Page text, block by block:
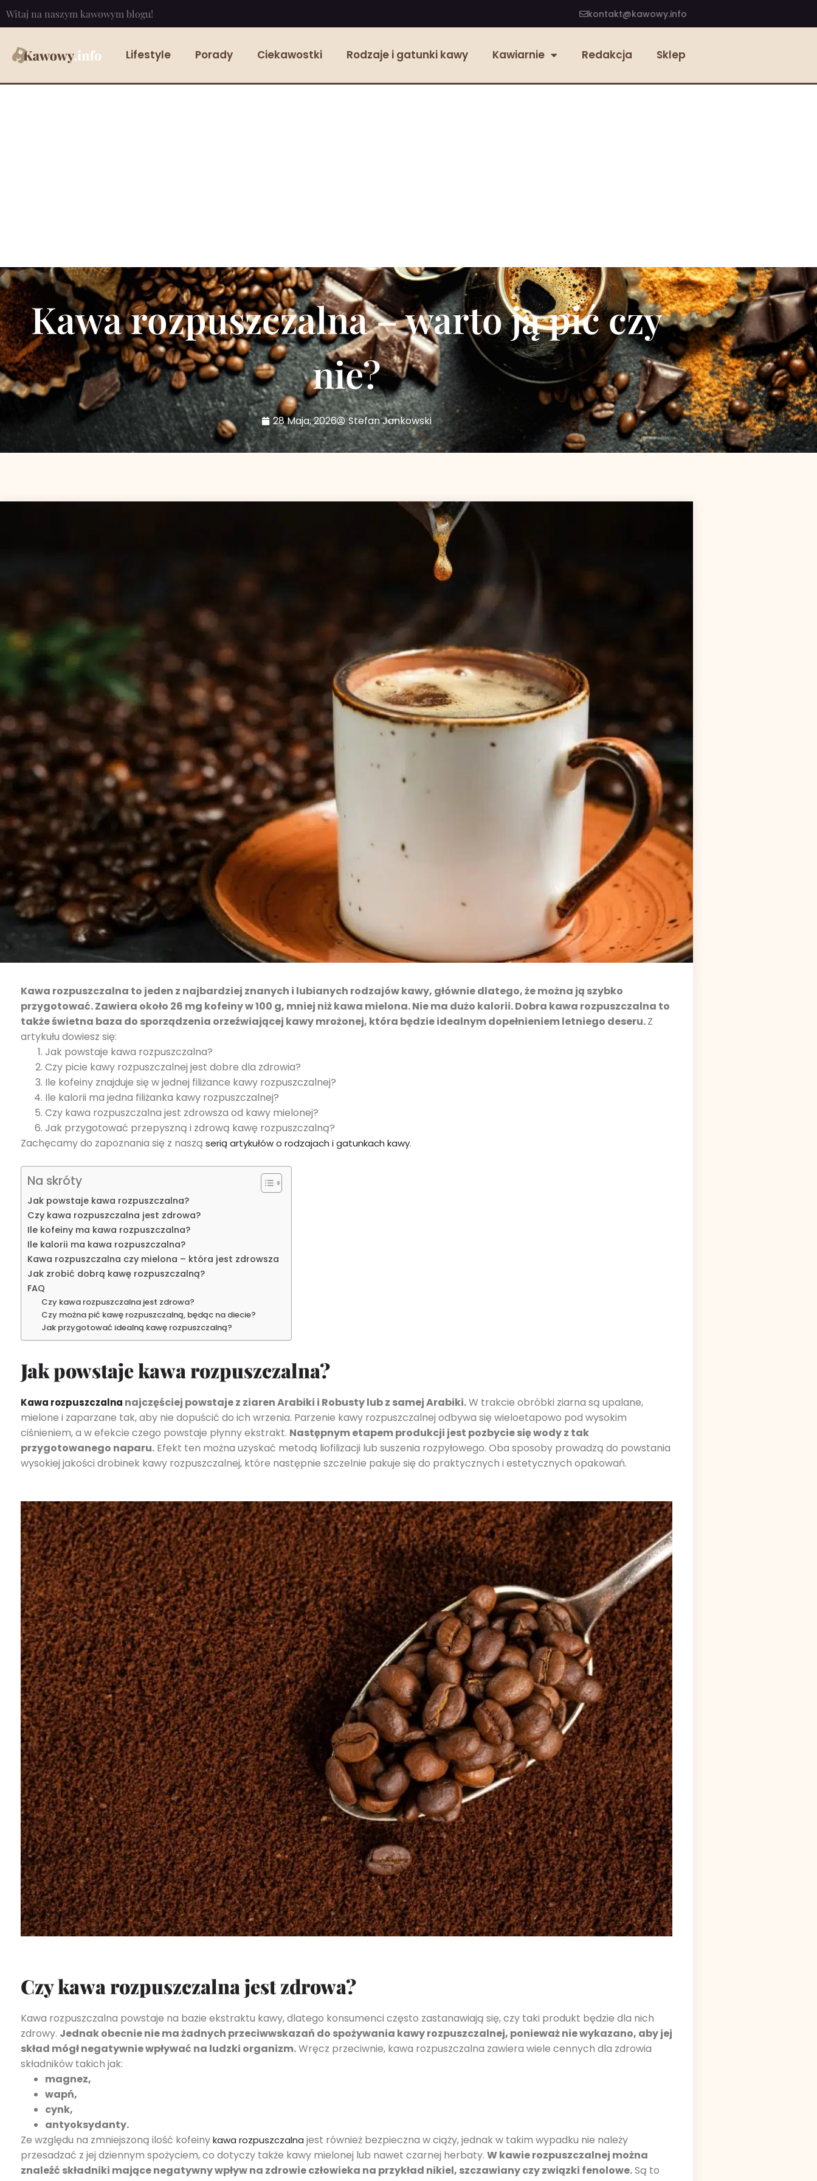
Witaj na naszym kawowym blogu! kontakt@kawowy.info
Lifestyle Porady Ciekawostki Rodzaje i gatunki kawy Kawiarnie Redakcja Sklep
Kawa rozpuszczalna – warto ją pić czy
nie?
28 Maja, 2026 Stefan Jankowski
Kawa rozpuszczalna to jeden z najbardziej znanych i lubianych rodzajów kawy, głównie dlatego, że można ją szybko
przygotować.Zawiera około 26 mg kofeiny w 100 g, mniej niż kawa mielona. Nie ma dużo kalorii. Dobra kawa rozpuszczalna to
także świetna baza do sporządzenia orzeźwiającej kawy mrożonej, która będzie idealnym dopełnieniem letniego deseru.Z
artykułu dowiesz się:
Jak powstaje kawa rozpuszczalna?
Czy picie kawy rozpuszczalnej jest dobre dla zdrowia?
Ile kofeiny znajduje się w jednej filiżance kawy rozpuszczalnej?
Ile kalorii ma jedna filiżanka kawy rozpuszczalnej?
Czy kawa rozpuszczalna jest zdrowsza od kawy mielonej?
Jak przygotować przepyszną i zdrową kawę rozpuszczalną?
Zachęcamy do zapoznania się z naszą serią artykułów o rodzajach i gatunkach kawy.
Na skróty
Jak powstaje kawa rozpuszczalna?
Czy kawa rozpuszczalna jest zdrowa?
Ile kofeiny ma kawa rozpuszczalna?
Ile kalorii ma kawa rozpuszczalna?
Kawa rozpuszczalna czy mielona – która jest zdrowsza
Jak zrobić dobrą kawę rozpuszczalną?
FAQ
Czy kawa rozpuszczalna jest zdrowa?
Czy można pić kawę rozpuszczalną, będąc na diecie?
Jak przygotować idealną kawę rozpuszczalną?
Jak powstaje kawa rozpuszczalna?
Kawa rozpuszczalna najczęściej powstaje z ziaren Arabiki i Robusty lub z samej Arabiki.W trakcie obróbki ziarna są upalane,
mielone i zaparzane tak, aby nie dopuścić do ich wrzenia. Parzenie kawy rozpuszczalnej odbywa się wieloetapowo pod wysokim
ciśnieniem, a w efekcie czego powstaje płynny ekstrakt. Następnym etapem produkcji jest pozbycie się wody z tak
przygotowanego naparu. Efekt ten można uzyskać metodą liofilizacji lub suszenia rozpyłowego. Oba sposoby prowadzą do powstania
wysokiej jakości drobinek kawy rozpuszczalnej, które następnie szczelnie pakuje się do praktycznych i estetycznych opakowań.
Czy kawa rozpuszczalna jest zdrowa?
Kawa rozpuszczalna powstaje na bazie ekstraktu kawy, dlatego konsumenci często zastanawiają się, czy taki produkt będzie dla nich
zdrowy. Jednak obecnie nie ma żadnych przeciwwskazań do spożywania kawy rozpuszczalnej, ponieważ nie wykazano, aby jej
skład mógł negatywnie wpływać na ludzki organizm.Wręcz przeciwnie, kawa rozpuszczalna zawiera wiele cennych dla zdrowia
składników takich jak:
magnez,
wapń,
cynk,
antyoksydanty.
Ze względu na zmniejszoną ilość kofeinykawa rozpuszczalna jest również bezpieczna w ciąży, jednak w takim wypadku nie należy
przesadzać z jej dziennym spożyciem, co dotyczy także kawy mielonej lub nawet czarnej herbaty. W kawie rozpuszczalnej można
znaleźć składniki mające negatywny wpływ na zdrowie człowieka na przykład nikiel, szczawiany czy związki fenolowe.Są to